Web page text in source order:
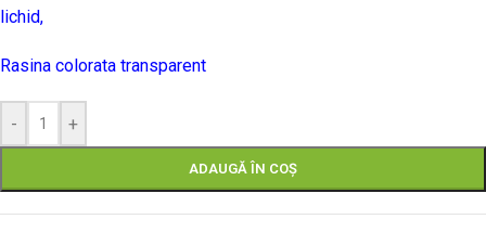
lichid,
Rasina colorata transparent
- +
ADAUGĂ ÎN COȘ